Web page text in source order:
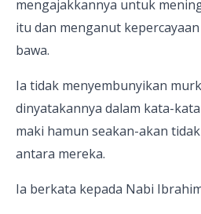
mengajakkannya untuk
itu dan menganut
bawa.
Ia tidak menyembunyikan
dinyatakannya dalam kata-
maki hamun seakan-akan
antara mereka.
Ia berkata kepada Nabi